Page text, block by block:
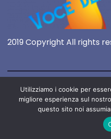
2019 Copyright All rights
Utilizziamo i cookie per
migliore esperienza sul
questo sito noi